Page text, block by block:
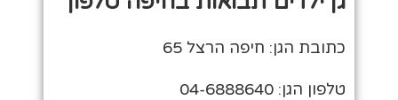
כתובת הגן: חיפה הרצל 65
טלפון הגן: 04-6888640